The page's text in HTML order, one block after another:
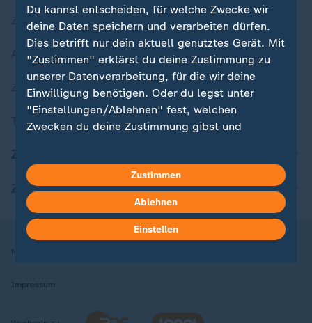
Zuletzt veröffentlicht
Aktuelle Sendungs-Videos
ZDFheute Stories
Themen im Überblick
ZDFheute Apps
Nutzungsbedingungen
Impressum
Du kannst entscheiden, für welche Zwecke wir
deine Daten speichern und verarbeiten dürfen.
Dies betrifft nur dein aktuell genutztes Gerät. Mit
"Zustimmen" erklärst du deine Zustimmung zu
unserer Datenverarbeitung, für die wir deine
Einwilligung benötigen. Oder du legst unter
"Einstellungen/Ablehnen" fest, welchen
Zwecken du deine Zustimmung gibst und
in deinen Einstellungen widerrufen oder ändern.
Hier findest du das Impressum.
Weitere Informationen findest du in unserer
Datenschutzerklärung.
Zustimmen
Ablehnen
Einstellen